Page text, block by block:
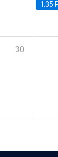
1:35
30